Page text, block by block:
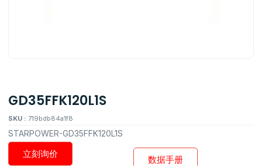
GD35FFK120L1S
SKU : 719bdb84a1f8
STARPOWER-GD35FFK120L1S
数据手册
立刻询价